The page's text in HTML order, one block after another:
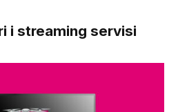
i streaming servisi